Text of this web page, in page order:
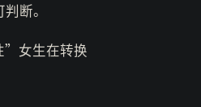
断。
”女生在转换